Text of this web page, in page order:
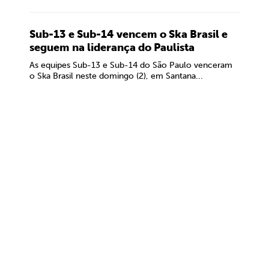
Sub-13 e Sub-14 vencem o Ska Brasil e
seguem na liderança do Paulista
As equipes Sub-13 e Sub-14 do São Paulo venceram
o Ska Brasil neste domingo (2), em Santana...